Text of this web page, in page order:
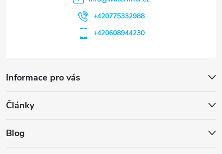
Informace pro vás
Články
Blog
+420775332988
+420608944230